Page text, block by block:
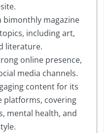
bimonthly magazine
including art,
literature.
online presence,
media channels.
content for its
platforms, covering
mental health, and